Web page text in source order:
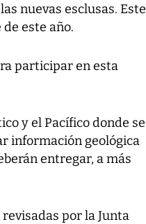
nuevas esclusas. Este
este año.
participar en esta
y el Pacífico donde se
información geológica
entregar, a más
por la Junta